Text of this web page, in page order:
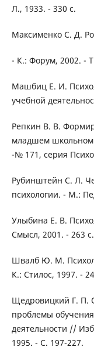
Л., 1933. - 330 с.
Максименко С. Д.
- К.: Форум, 2002. -
Машбиц Е. И.
учебной
Репкин В. В.
младшем школьном
-№ 171, серия
Рубинштейн С. Л.
психологии. - М.:
Улыбина Е. В.
Смысл, 2001. - 263 с.
Швалб Ю. М.
К.: Стилос, 1997. -
Щедровицкий Г. П.
проблемы
деятельности //
1995. - С. 197-227.